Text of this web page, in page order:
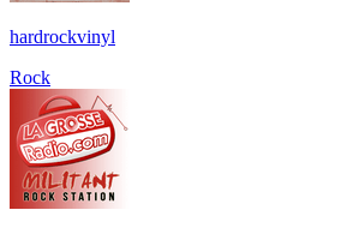
hardrockvinyl
Rock